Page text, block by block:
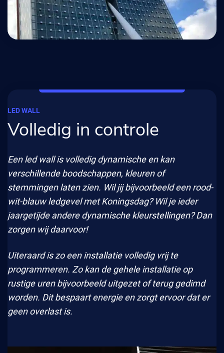
LED WALL
Volledig in controle
Een led wall is volledig dynamische en kan
verschillende boodschappen, kleuren of
stemmingen laten zien. Wil jij bijvoorbeeld een rood-
wit-blauw ledgevel met Koningsdag? Wil je ieder
jaargetijde andere dynamische kleurstellingen? Dan
zorgen wij daarvoor!
Uiteraard is zo een installatie volledig vrij te
programmeren. Zo kan de gehele installatie op
rustige uren bijvoorbeeld uitgezet of terug gedimd
worden. Dit bespaart energie en zorgt ervoor dat er
geen overlast is.